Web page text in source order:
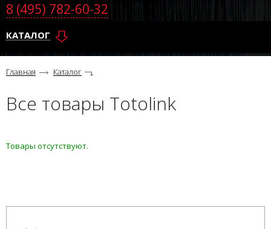
8 (495) 782-60-32
КАТАЛОГ
Главная Каталог
Все товары Totolink
Товары отсутствуют.